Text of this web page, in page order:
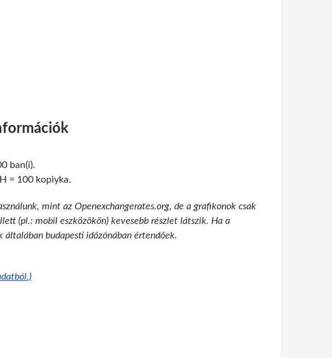
ban(i).
= 100 kopiyka.
mint az Openexchangerates.org, de a grafikonok csak
(pl.: mobil eszközökön) kevesebb részlet látszik. Ha a
budapesti időzónában értendőek.